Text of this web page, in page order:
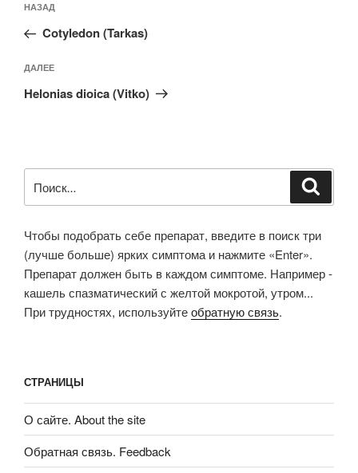
по
записям
Предыдущая
запись:
НАЗАД
Cotyledon (Tarkas)
Следующая
запись
ДАЛЕЕ
Helonias dioica (Vitko)
Чтобы подобрать себе препарат, введите в поиск три
(лучше больше) ярких симптома и нажмите «Enter».
Препарат должен быть в каждом симптоме. Например -
кашель спазматический с желтой мокротой, утром...
При трудностях, используйтеобратную связь.
СТРАНИЦЫ
О сайте. About the site
Обратная связь. Feedback